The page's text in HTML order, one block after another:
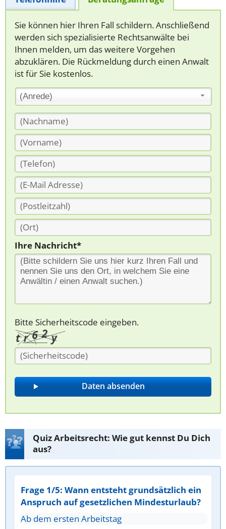
Sie können hier Ihren Fall schildern. Anschließend
werden sich spezialisierte Rechtsanwälte bei
Ihnen melden, um das weitere Vorgehen
abzuklären. Die Rückmeldung durch einen Anwalt
ist für Sie kostenlos.
(Anrede)
Ihre Nachricht*
Bitte Sicherheitscode eingeben.
Quiz Arbeitsrecht: Wie gut kennst Du Dich
aus?
Frage 1/5: Wann entsteht grundsätzlich ein
Anspruch auf gesetzlichen Mindesturlaub?
Ab dem ersten Arbeitstag